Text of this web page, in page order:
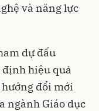
và năng lực
dự đấu
hiệu quả
đổi mới
ngành Giáo dục